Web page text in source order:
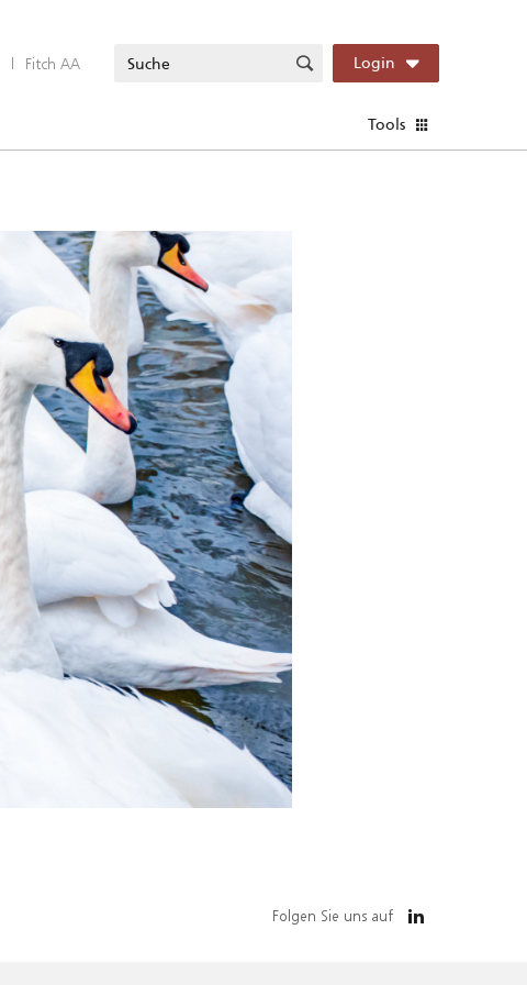
| Fitch AA Login
Tools
Folgen Sie uns auf